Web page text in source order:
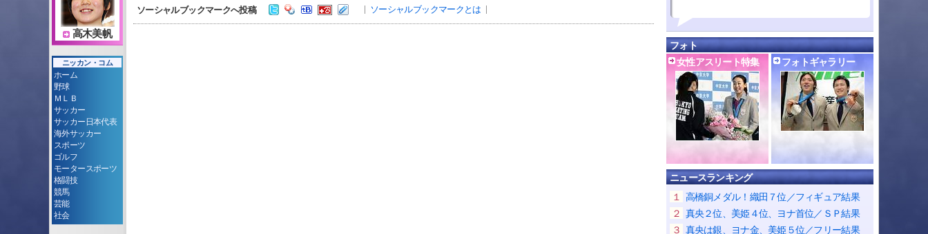
ソーシャルブックマークへ投稿 ソーシャルブックマークとは
高木美帆
ニッカン・コム
ホーム
野球
ＭＬＢ
サッカー
サッカー日本代表
海外サッカー
スポーツ
ゴルフ
モータースポーツ
格闘技
競馬
芸能
社会
フォト
女性アスリート特集
フォトギャラリー
ニュースランキング
１
高橋銅メダル！織田７位／フィギュア結果
２ 真央２位、美姫４位、ヨナ首位／ＳＰ結果
３ 真央は銀、ヨナ金、美姫５位／フリー結果